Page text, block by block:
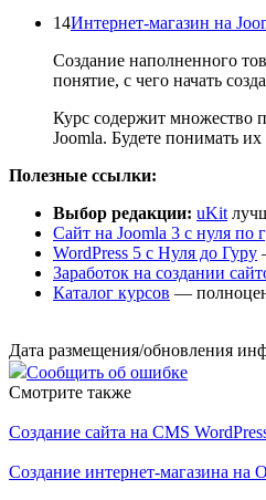
14Интернет-магазин на
Создание наполненного
понятие, с чего начать
Курс содержит множество
Joomla. Будете понимать
Полезные ссылки:
Выбор редакции: uKit
Сайт на Joomla 3 с нуля по
WordPress 5 с Нуля до Гуру
Заработок на создании
Каталог курсов —
Дата размещения/обновления
Сообщить об ошибке
Смотрите также
Создание сайта на CMS
Создание интернет-магазина на